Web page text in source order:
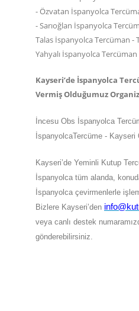
- Özvatan İspanyolca
- Sarıoğlan İspanyolca
Talas İspanyolca Tercüman -
Yahyalı İspanyolca
Kayseri’de İspanyolca
Vermiş Olduğumuz
İncesu Obs İspanyolca
İspanyolcaTercüme -
Kayseri’de Yeminli Kutup
İspanyolca tüm alanda,
İspanyolca çevirmenlerle
Bizlere Kayseri’den
veya canlı destek
gönderebilirsiniz.